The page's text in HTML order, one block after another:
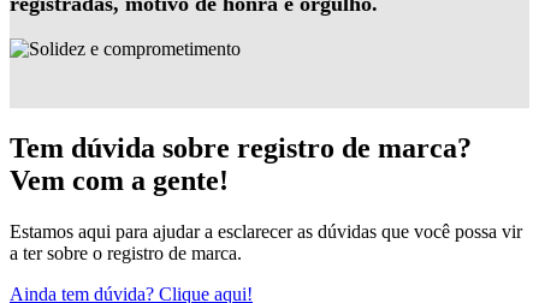
Tem dúvida sobre registro de marca?
Vem com a gente!
Estamos aqui para ajudar a esclarecer as dúvidas que você possa vir
a ter sobre o registro de marca.
Ainda tem dúvida? Clique aqui!